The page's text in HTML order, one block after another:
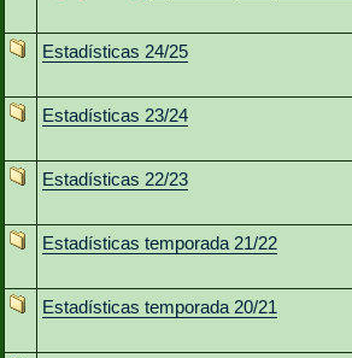
Estadísticas 24/25
Estadísticas 23/24
Estadísticas 22/23
Estadísticas temporada 21/22
Estadísticas temporada 20/21